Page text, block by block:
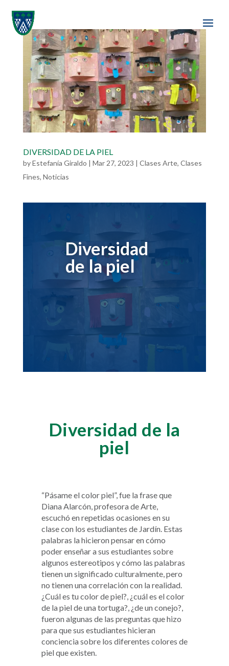
DIVERSIDAD DE LA PIEL
byEstefanía Giraldo | Mar 27, 2023 | Clases Arte, Clases
Fines, Noticias
Diversidad
de la piel
Diversidad de la
piel
“Pásame el color piel”, fue la frase que
Diana Alarcón, profesora de Arte,
escuchó en repetidas ocasiones en su
clase con los estudiantes de Jardín. Estas
palabras la hicieron pensar en cómo
poder enseñar a sus estudiantes sobre
algunos estereotipos y cómo las palabras
tienen un significado culturalmente, pero
no tienen una correlación con la realidad.
¿Cuál es tu color de piel?, ¿cuál es el color
de la piel de una tortuga?, ¿de un conejo?,
fueron algunas de las preguntas que hizo
para que sus estudiantes hicieran
conciencia sobre los diferentes colores de
piel que existen.